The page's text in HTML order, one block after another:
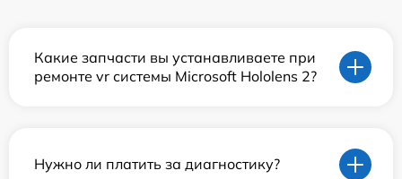
Какие запчасти вы устанавливаете при
ремонте vr системы Microsoft Hololens 2?
Нужно ли платить за диагностику?